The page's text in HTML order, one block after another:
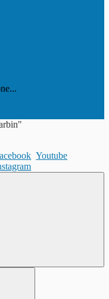
Youtube